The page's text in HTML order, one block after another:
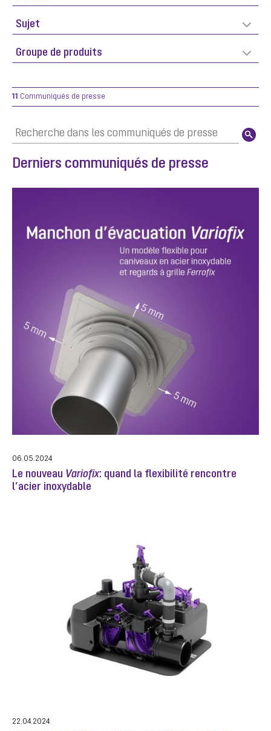
11 Communiqués de presse
Derniers communiqués de presse
06.05.2024
Le nouveau Variofix: quand la flexibilité rencontre
l’acier inoxydable
22.04.2024